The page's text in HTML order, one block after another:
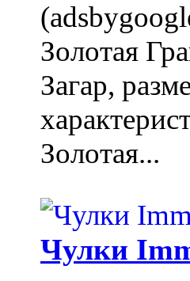
Золотая
Загар,
Золотая...
Чулки